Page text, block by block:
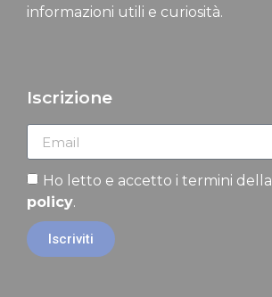
informazioni utili e curiosità.
Iscrizione
Ho letto e accetto i termini della
policy.
Iscriviti